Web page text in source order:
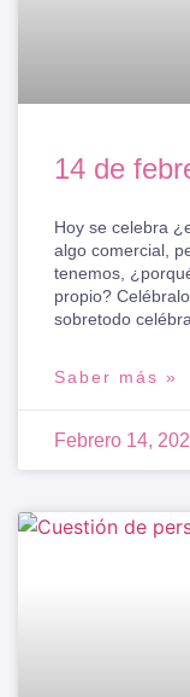
14 de
Hoy se celebra
algo comercial,
tenemos,
propio?
sobretodo
Saber más »
Febrero 14,